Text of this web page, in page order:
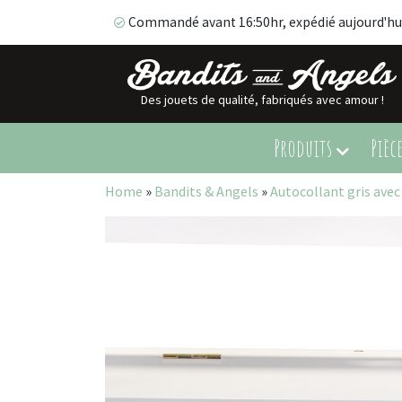
Commandé avant 16:50hr, expédié
Des jouets de qualité, fabriqués avec amour !
Produits
Commandé avant 16:50hr, expédié aujourd'hui!
Home » Bandits & Angels »Autocollant gris